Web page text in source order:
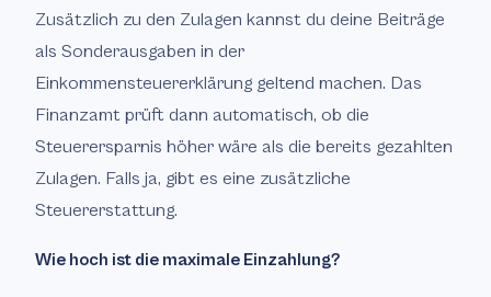
Zusätzlich zu den Zulagen kannst du deine Beiträge
als Sonderausgaben in der
Einkommensteuererklärung geltend machen. Das
Finanzamt prüft dann automatisch, ob die
Steuerersparnis höher wäre als die bereits gezahlten
Zulagen. Falls ja, gibt es eine zusätzliche
Steuererstattung.
Wie hoch ist die maximale Einzahlung?